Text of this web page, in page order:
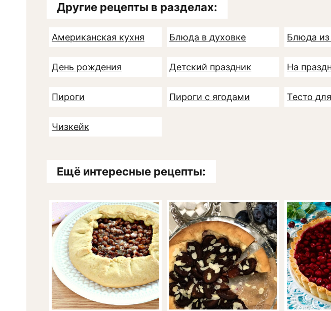
Другие рецепты в разделах:
Американская кухня Блюда в духовке Блюда из
День рождения Детский праздник На
Пироги Пироги с ягодами Тесто
Чизкейк
Ещё интересные рецепты: